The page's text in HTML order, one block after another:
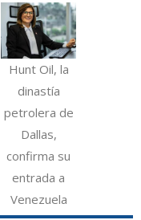
Hunt Oil, la
dinastía
petrolera de
Dallas,
confirma su
entrada a
Venezuela